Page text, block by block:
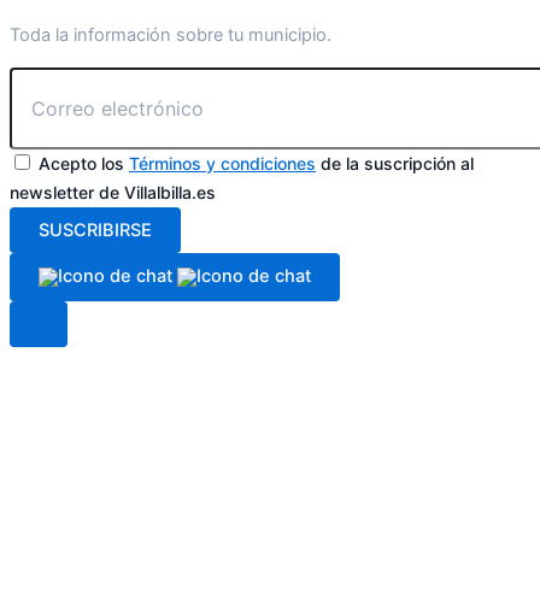
Toda la información sobre tu municipio.
Acepto los Términos y condiciones de la suscripción al
newsletter de Villalbilla.es
SUSCRIBIRSE